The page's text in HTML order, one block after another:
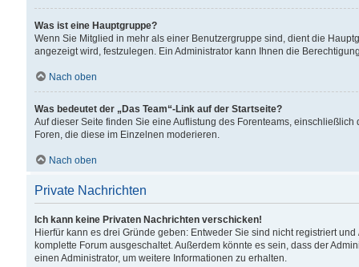
Was ist eine Hauptgruppe?
Wenn Sie Mitglied in mehr als einer Benutzergruppe sind, dient die
angezeigt wird, festzulegen. Ein Administrator kann Ihnen die
Nach oben
Was bedeutet der „Das Team“-Link auf der Startseite?
Auf dieser Seite finden Sie eine Auflistung des Forenteams,
Foren, die diese im Einzelnen moderieren.
Nach oben
Private Nachrichten
Ich kann keine Privaten Nachrichten verschicken!
Hierfür kann es drei Gründe geben: Entweder Sie sind nicht registriert
komplette Forum ausgeschaltet. Außerdem könnte es sein, dass der
einen Administrator, um weitere Informationen zu erhalten.